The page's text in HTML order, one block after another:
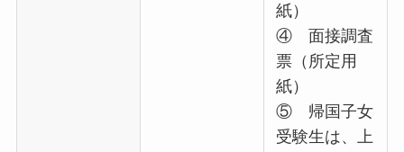
紙）
④ 面接調査
票（所定用
紙）
⑤ 帰国子女
受験生は、上